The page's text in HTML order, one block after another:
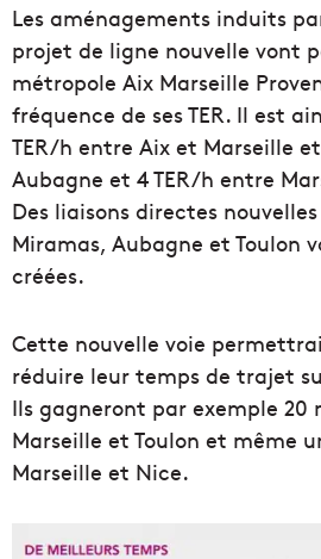
Les aménagements induits
projet de ligne nouvelle vont
métropole Aix Marseille
fréquence de ses TER. Il est
TER/h entre Aix et Marseille
Aubagne et 4 TER/h entre
Des liaisons directes
Miramas, Aubagne et Toulon
créées.
Cette nouvelle voie
réduire leur temps de trajet
Ils gagneront par exemple 20
Marseille et Toulon et même
Marseille et Nice.